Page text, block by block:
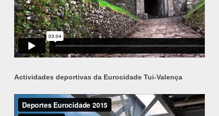
Actividades deportivas da Eurocidade Tui-Valença